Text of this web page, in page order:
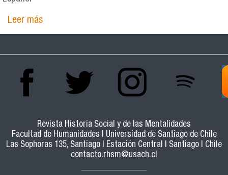
Leer mássobre ACCESO A ARCHIVOS PERSONALES, UN
APORTE A LA HISTORIA RECIENTE: EL CASO DEL
Revista Historia Social y de las Mentalidades
Facultad de Humanidades | Universidad de Santiago de Chile
Las Sophoras 135, Santiago | Estación Central | Santiago | Chile
contacto.rhsm@usach.cl